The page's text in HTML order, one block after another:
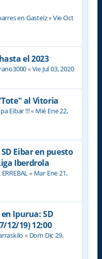
en Gasteiz«Vie Oct
el 2023
«Vie Jul 03, 2020
al Vitoria
Eibar !!!« Mié Ene 22,
Eibar en puesto
Iberdrola
ERREBAL« Mar Ene 21,
Ipurua: SD
12/19) 12:00
« Dom Dic 29,